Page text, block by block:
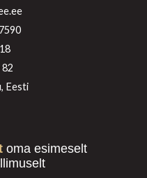
Eesti
oma esimeselt